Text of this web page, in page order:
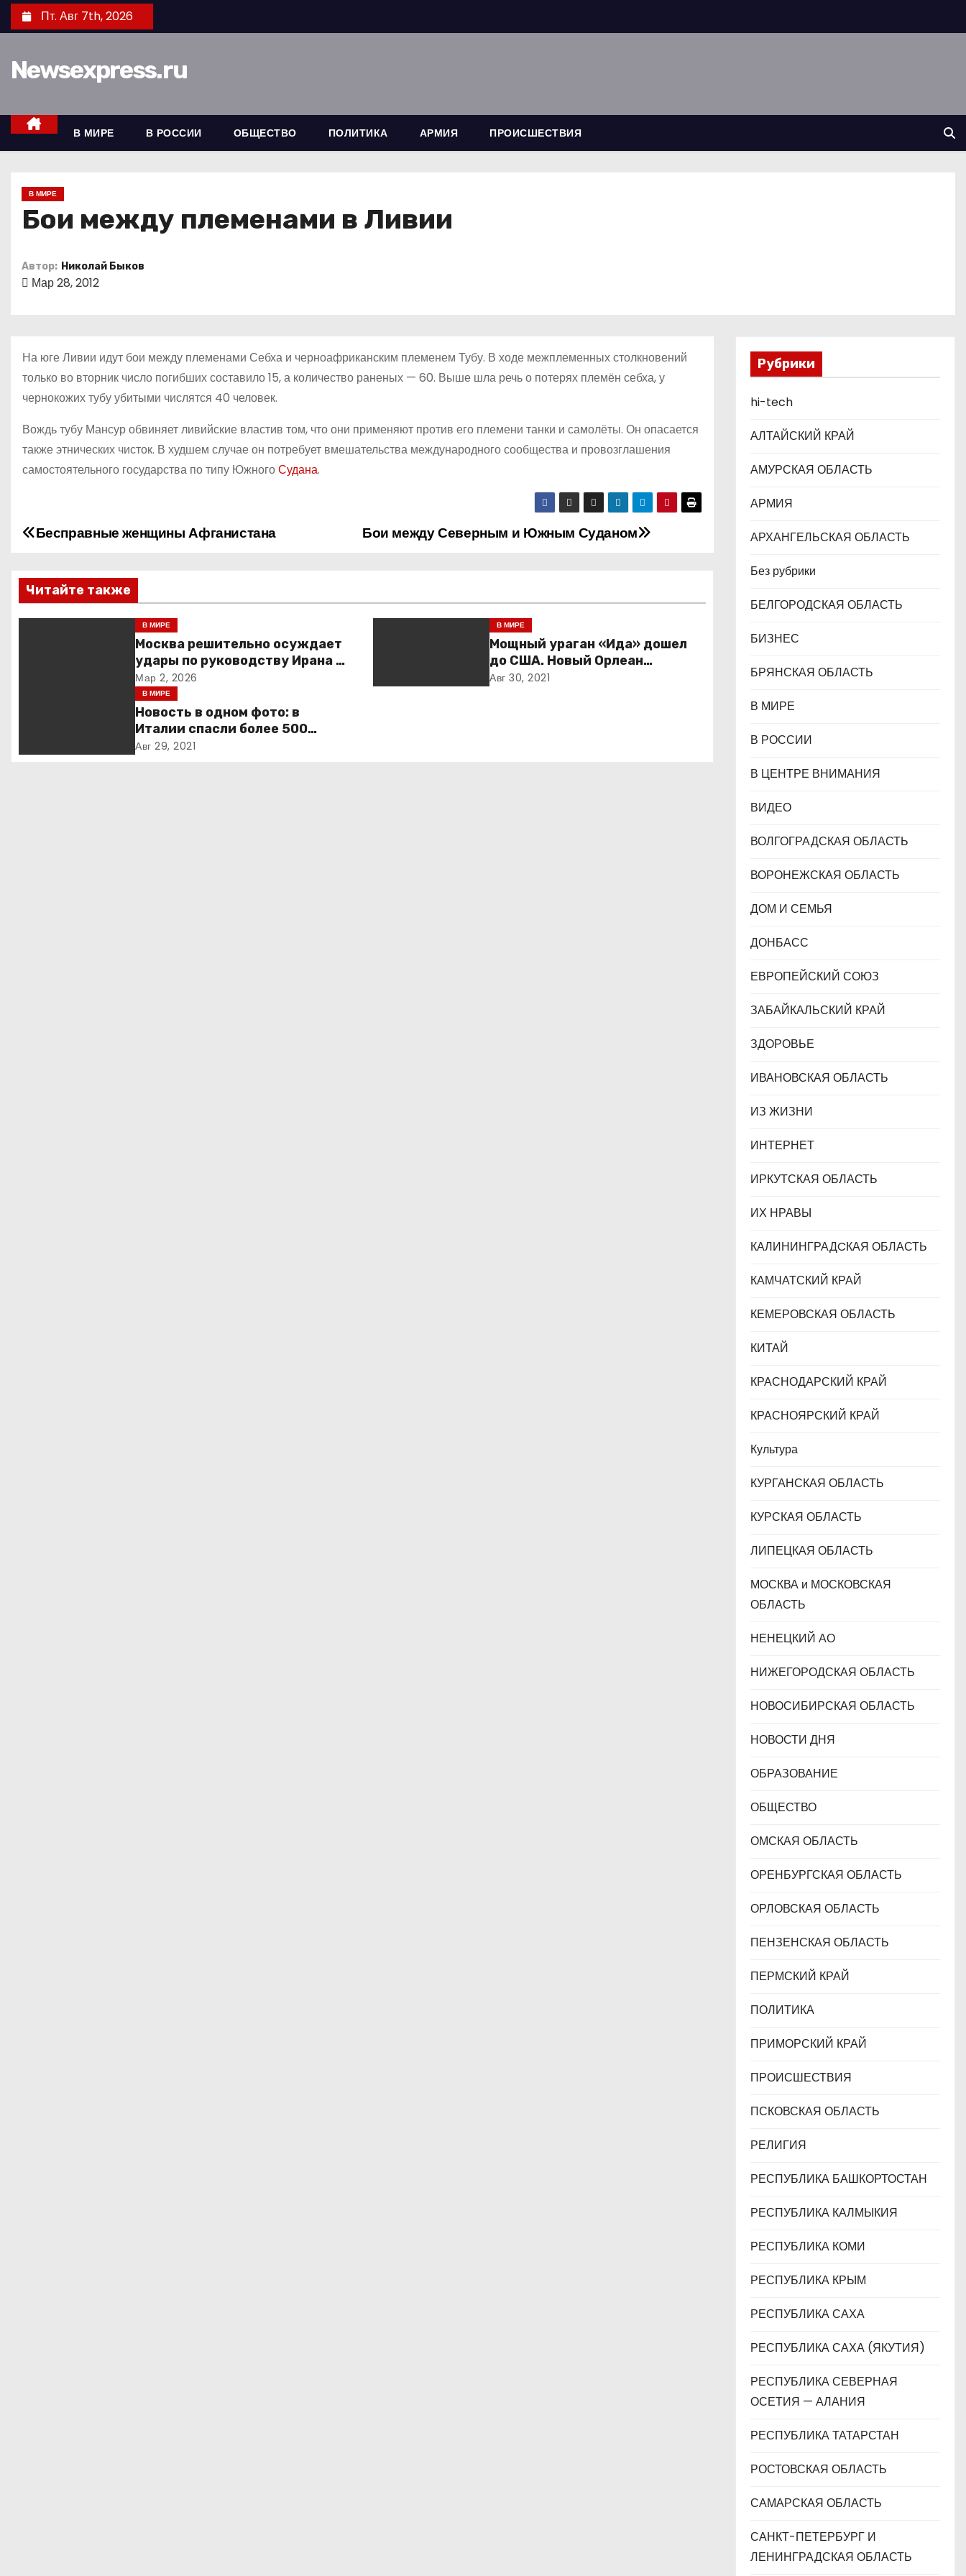
е
к
Пт. Авг 7th, 2026
Newsexpress.ru
В МИРЕ В РОССИИ ОБЩЕСТВО ПОЛИТИКА АРМИЯ ПРОИСШЕСТВИЯ
В МИРЕ
Бои между племенами в Ливии
Автор: Николай Быков
Мар 28, 2012
На юге Ливии идут бои между племенами Себха и черноафриканским племенем Тубу. В ходе межплеменных столкновений
только во вторник число погибших составило 15, а количество раненых — 60. Выше шла речь о потерях племён себха, у
чернокожих тубу убитыми числятся 40 человек.
Вождь тубу Мансур обвиняет ливийские властив том, что они применяют против его племени танки и самолёты. Он опасается
также этнических чисток. В худшем случае он потребует вмешательства международного сообщества и провозглашения
самостоятельного государства по типу ЮжногоСудана.
Н
в
и
Бои между Северным и Южным Суданом
Бесправные женщины Афганистана
Читайте также
В МИРЕ
Москва решительно осуждает
удары по руководству Ирана и
призывает к немедленной
деэскалации
Мар 2, 2026
В МИРЕ
Мощный ураган «Ида» дошел
до США. Новый Орлеан
готовится к удару стихии
Авг 30, 2021
В МИРЕ
Новость в одном фото: в
Италии спасли более 500
мигрантов на рыбацкой лодке
Авг 29, 2021
Рубрики
hi-tech
АЛТАЙСКИЙ КРАЙ
АМУРСКАЯ ОБЛАСТЬ
АРМИЯ
АРХАНГЕЛЬСКАЯ ОБЛАСТЬ
Без рубрики
БЕЛГОРОДСКАЯ ОБЛАСТЬ
БИЗНЕС
БРЯНСКАЯ ОБЛАСТЬ
В МИРЕ
В РОССИИ
В ЦЕНТРЕ ВНИМАНИЯ
ВИДЕО
ВОЛГОГРАДСКАЯ ОБЛАСТЬ
ВОРОНЕЖСКАЯ ОБЛАСТЬ
ДОМ И СЕМЬЯ
ДОНБАСС
ЕВРОПЕЙСКИЙ СОЮЗ
ЗАБАЙКАЛЬСКИЙ КРАЙ
ЗДОРОВЬЕ
ИВАНОВСКАЯ ОБЛАСТЬ
ИЗ ЖИЗНИ
ИНТЕРНЕТ
ИРКУТСКАЯ ОБЛАСТЬ
ИХ НРАВЫ
КАЛИНИНГРАДCКАЯ ОБЛАСТЬ
КАМЧАТСКИЙ КРАЙ
КЕМЕРОВСКАЯ ОБЛАСТЬ
КИТАЙ
КРАСНОДАРСКИЙ КРАЙ
КРАСНОЯРСКИЙ КРАЙ
Культура
КУРГАНСКАЯ ОБЛАСТЬ
КУРСКАЯ ОБЛАСТЬ
ЛИПЕЦКАЯ ОБЛАСТЬ
МОСКВА и МОСКОВСКАЯ
ОБЛАСТЬ
НЕНЕЦКИЙ АО
НИЖЕГОРОДСКАЯ ОБЛАСТЬ
НОВОСИБИРСКАЯ ОБЛАСТЬ
НОВОСТИ ДНЯ
ОБРАЗОВАНИЕ
ОБЩЕСТВО
ОМСКАЯ ОБЛАСТЬ
ОРЕНБУРГСКАЯ ОБЛАСТЬ
ОРЛОВСКАЯ ОБЛАСТЬ
ПЕНЗЕНСКАЯ ОБЛАСТЬ
ПЕРМСКИЙ КРАЙ
ПОЛИТИКА
ПРИМОРСКИЙ КРАЙ
ПРОИСШЕСТВИЯ
ПСКОВСКАЯ ОБЛАСТЬ
РЕЛИГИЯ
РЕСПУБЛИКА БАШКОРТОСТАН
РЕСПУБЛИКА КАЛМЫКИЯ
РЕСПУБЛИКА КОМИ
РЕСПУБЛИКА КРЫМ
РЕСПУБЛИКА САХА
РЕСПУБЛИКА САХА (ЯКУТИЯ)
РЕСПУБЛИКА СЕВЕРНАЯ
ОСЕТИЯ — АЛАНИЯ
РЕСПУБЛИКА ТАТАРСТАН
РОСТОВСКАЯ ОБЛАСТЬ
САМАРСКАЯ ОБЛАСТЬ
САНКТ-ПЕТЕРБУРГ И
ЛЕНИНГРАДСКАЯ ОБЛАСТЬ